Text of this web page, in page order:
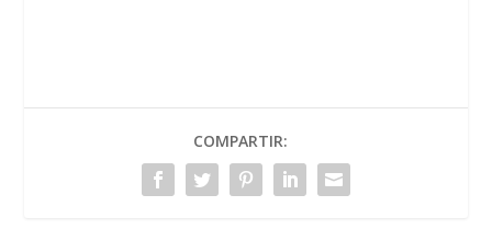
COMPARTIR: